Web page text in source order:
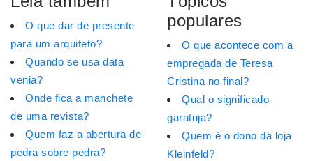
O que dar de presente
para um arquiteto?
Quando se usa data
venia?
Onde fica a manchete
de uma revista?
Quem faz a abertura de
pedra sobre pedra?
populares
O que acontece com a
empregada de Teresa
Cristina no final?
Qual o significado
garatuja?
Quem é o dono da loja
Kleinfeld?